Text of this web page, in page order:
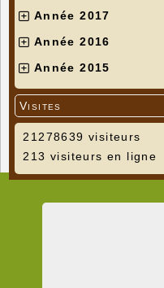
Année 2017
Année 2016
Année 2015
Visites
21278639 visiteurs
213 visiteurs en ligne